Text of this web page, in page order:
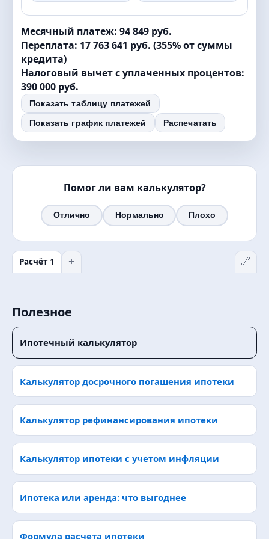
Расчёт 1 + 🔗
9
9
4
5
6
7
8
9
96
7
8
9
97
8
9
4
5
6
7
9
5
6
7
8
7
8
9
3
4
5
6
9
Месячный платеж:94 849 руб.
Переплата: 17 763 641 руб. (355% от суммы
кредита)
Налоговый вычет с уплаченных процентов:
390 000 руб.
Показать таблицу платежей
Показать график платежей Распечатать
Помог ли вам калькулятор?
Отлично Нормально Плохо
Полезное
Ипотечный калькулятор
Калькулятор досрочного погашения ипотеки
Калькулятор рефинансирования ипотеки
Калькулятор ипотеки с учетом инфляции
Ипотека или аренда: что выгоднее
Формула расчета ипотеки